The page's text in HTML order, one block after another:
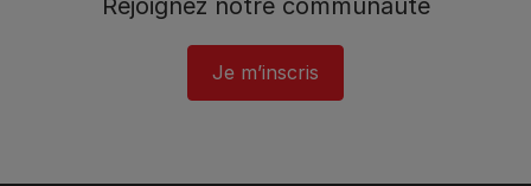
Je m’inscris